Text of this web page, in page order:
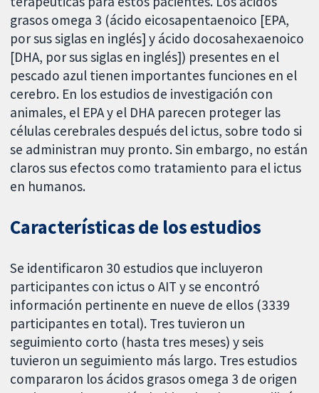
grasos omega 3 (ácido eicosapentaenoico [EPA,
por sus siglas en inglés] y ácido docosahexaenoico
[DHA, por sus siglas en inglés]) presentes en el
pescado azul tienen importantes funciones en el
cerebro. En los estudios de investigación con
animales, el EPA y el DHA parecen proteger las
células cerebrales después del ictus, sobre todo si
se administran muy pronto. Sin embargo, no están
claros sus efectos como tratamiento para el ictus
en humanos.
Características de los estudios
Se identificaron 30 estudios que incluyeron
participantes con ictus o AIT y se encontró
información pertinente en nueve de ellos (3339
participantes en total). Tres tuvieron un
seguimiento corto (hasta tres meses) y seis
tuvieron un seguimiento más largo. Tres estudios
compararon los ácidos grasos omega 3 de origen